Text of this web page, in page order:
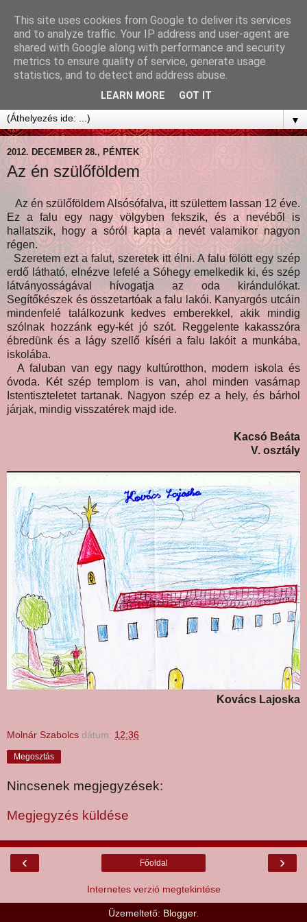
▼
2012. DECEMBER 28., PÉNTEK
Az én szülőföldem
Az én szülőföldem Alsósófalva, itt születtem lassan 12 éve.
Ez a falu egy nagy völgyben fekszik, és a nevéből is
hallatszik, hogy a sóról kapta a nevét valamikor nagyon
régen.
Szeretem ezt a falut, szeretek itt élni. A falu fölött egy szép
erdő látható, elnézve lefelé a Sóhegy emelkedik ki, és szép
látványosságával hívogatja az oda kirándulókat.
Segítőkészek és összetartóak a falu lakói. Kanyargós utcáin
mindenfelé találkozunk kedves emberekkel, akik mindig
szólnak hozzánk egy-két jó szót. Reggelente kakasszóra
ébredünk és a lágy szellő kíséri a falu lakóit a munkába,
iskolába.
A faluban van egy nagy kultúrotthon, modern iskola és
óvoda. Két szép templom is van, ahol minden vasárnap
Istentiszteletet tartanak. Nagyon szép ez a hely, és bárhol
járjak, mindig visszatérek majd ide.
Kacsó Beáta
V. osztály
Kovács Lajoska
Molnár Szabolcs dátum: 12:36
Megosztás
Nincsenek megjegyzések:
Megjegyzés küldése
‹ ›
Főoldal
Internetes verzió megtekintése
Üzemeltető: Blogger.
This site uses cookies from Google to deliver its services
and to analyze traffic. Your IP address and user-agent are
shared with Google along with performance and security
metrics to ensure quality of service, generate usage
statistics, and to detect and address abuse.
LEARN MORE GOT IT